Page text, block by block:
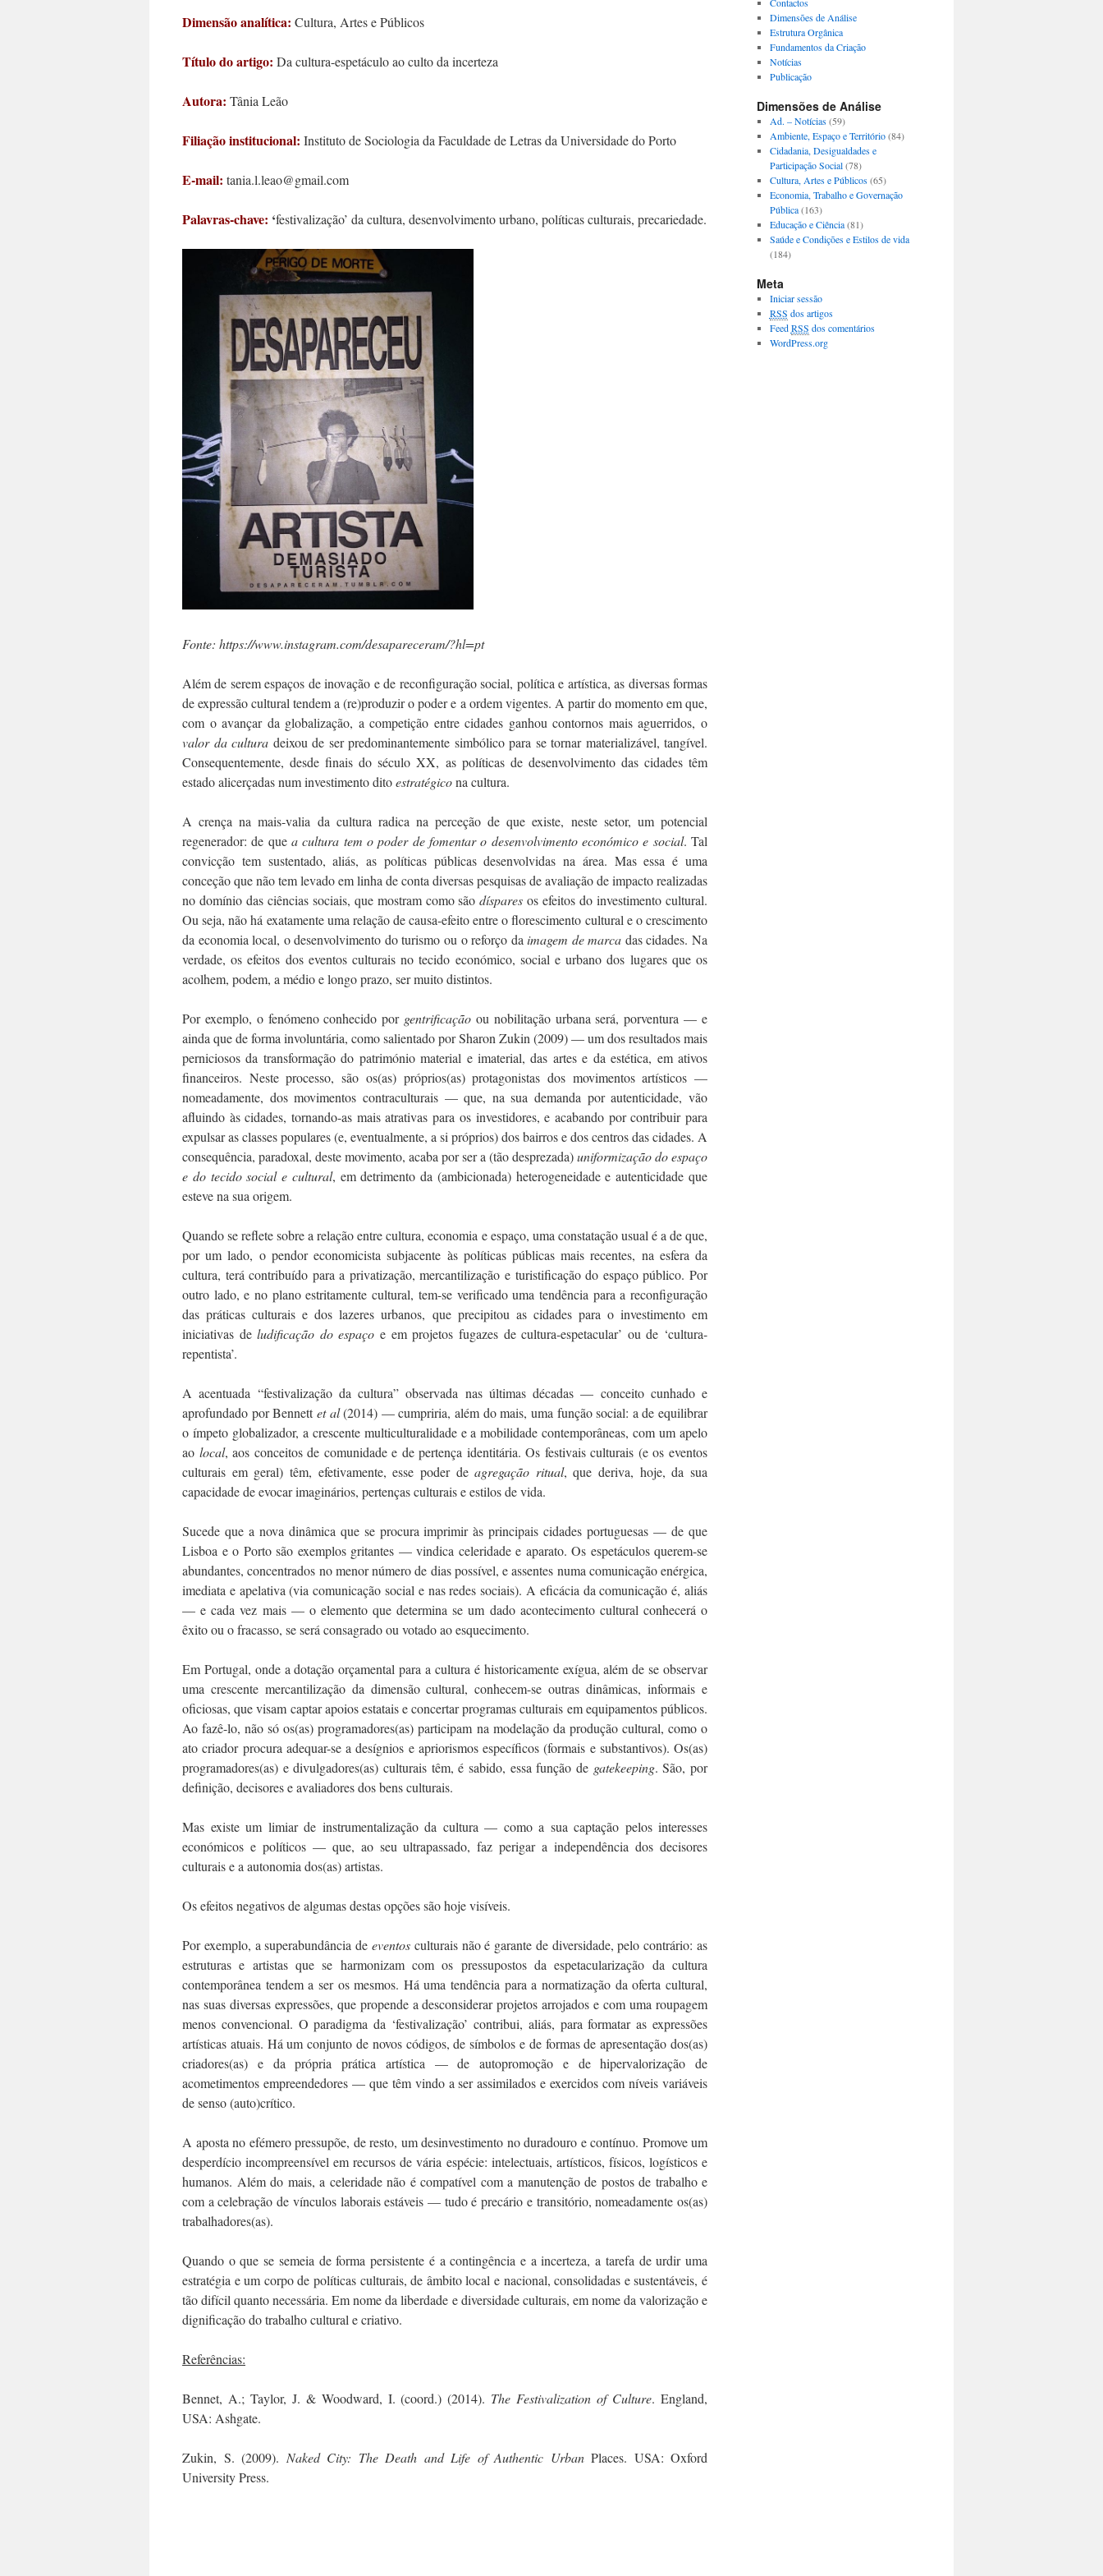
Dimensão analítica: Cultura, Artes e Públicos
Título do artigo: Da cultura-espetáculo ao culto da incerteza
Autora: Tânia Leão
Filiação institucional: Instituto de Sociologia da Faculdade de Letras da Universidade do Porto
E-mail: tania.l.leao@gmail.com
Palavras-chave: ‘festivalização’ da cultura, desenvolvimento urbano, políticas culturais, precariedade.
Fonte: https://www.instagram.com/desapareceram/?hl=pt
Além de serem espaços de inovação e de reconfiguração social, política e artística, as diversas formas
de expressão cultural tendem a (re)produzir o poder e a ordem vigentes. A partir do momento em que,
com o avançar da globalização, a competição entre cidades ganhou contornos mais aguerridos, o
valor da cultura deixou de ser predominantemente simbólico para se tornar materializável, tangível.
Consequentemente, desde finais do século XX, as políticas de desenvolvimento das cidades têm
estado alicerçadas num investimento ditoestratégicona cultura.
A crença na mais-valia da cultura radica na perceção de que existe, neste setor, um potencial
regenerador: de que a cultura tem o poder de fomentar o desenvolvimento económico e social. Tal
convicção tem sustentado, aliás, as políticas públicas desenvolvidas na área. Mas essa é uma
conceção que não tem levado em linha de conta diversas pesquisas de avaliação de impacto realizadas
no domínio das ciências sociais, que mostram como sãodíspares os efeitos do investimento cultural.
Ou seja, não há exatamente uma relação de causa-efeito entre o florescimento cultural e o crescimento
da economia local, o desenvolvimento do turismo ou o reforço da imagem de marca das cidades. Na
verdade, os efeitos dos eventos culturais no tecido económico, social e urbano dos lugares que os
acolhem, podem, a médio e longo prazo, ser muito distintos.
Por exemplo, o fenómeno conhecido por gentrificação ou nobilitação urbana será, porventura — e
ainda que de forma involuntária, como salientado por Sharon Zukin (2009) — um dos resultados mais
perniciosos da transformação do património material e imaterial, das artes e da estética, em ativos
financeiros. Neste processo, são os(as) próprios(as) protagonistas dos movimentos artísticos —
nomeadamente, dos movimentos contraculturais — que, na sua demanda por autenticidade, vão
afluindo às cidades, tornando-as mais atrativas para os investidores, e acabando por contribuir para
expulsar as classes populares (e, eventualmente, a si próprios) dos bairros e dos centros das cidades. A
consequência, paradoxal, deste movimento, acaba por ser a (tão desprezada)uniformização do espaço
e do tecido social e cultural, em detrimento da (ambicionada) heterogeneidade e autenticidade que
esteve na sua origem.
Quando se reflete sobre a relação entre cultura, economia e espaço, uma constatação usual é a de que,
por um lado, o pendor economicista subjacente às políticas públicas mais recentes, na esfera da
cultura, terá contribuído para a privatização, mercantilização e turistificação do espaço público. Por
outro lado, e no plano estritamente cultural, tem-se verificado uma tendência para a reconfiguração
das práticas culturais e dos lazeres urbanos, que precipitou as cidades para o investimento em
iniciativas deludificação do espaço e em projetos fugazes de cultura-espetacular’ ou de ‘cultura-
repentista’.
A acentuada “festivalização da cultura” observada nas últimas décadas — conceito cunhado e
aprofundado por Bennettet al(2014) — cumpriria, além do mais, uma função social: a de equilibrar
o ímpeto globalizador, a crescente multiculturalidade e a mobilidade contemporâneas, com um apelo
ao local, aos conceitos de comunidade e de pertença identitária. Os festivais culturais (e os eventos
culturais em geral) têm, efetivamente, esse poder deagregação ritual, que deriva, hoje, da sua
capacidade de evocar imaginários, pertenças culturais e estilos de vida.
Sucede que a nova dinâmica que se procura imprimir às principais cidades portuguesas — de que
Lisboa e o Porto são exemplos gritantes — vindica celeridade e aparato. Os espetáculos querem-se
abundantes, concentrados no menor número de dias possível, e assentes numa comunicação enérgica,
imediata e apelativa (via comunicação social e nas redes sociais). A eficácia da comunicação é, aliás
— e cada vez mais — o elemento que determina se um dado acontecimento cultural conhecerá o
êxito ou o fracasso, se será consagrado ou votado ao esquecimento.
Em Portugal, onde a dotação orçamental para a cultura é historicamente exígua, além de se observar
uma crescente mercantilização da dimensão cultural, conhecem-se outras dinâmicas, informais e
oficiosas, que visam captar apoios estatais e concertar programas culturais em equipamentos públicos.
Ao fazê-lo, não só os(as) programadores(as) participam na modelação da produção cultural, como o
ato criador procura adequar-se a desígnios e apriorismos específicos (formais e substantivos). Os(as)
programadores(as) e divulgadores(as) culturais têm, é sabido, essa função de gatekeeping. São, por
definição, decisores e avaliadores dos bens culturais.
Mas existe um limiar de instrumentalização da cultura — como a sua captação pelos interesses
económicos e políticos — que, ao seu ultrapassado, faz perigar a independência dos decisores
culturais e a autonomia dos(as) artistas.
Os efeitos negativos de algumas destas opções são hoje visíveis.
Por exemplo, a superabundância de eventosculturais não é garante de diversidade, pelo contrário: as
estruturas e artistas que se harmonizam com os pressupostos da espetacularização da cultura
contemporânea tendem a ser os mesmos. Há uma tendência para a normatização da oferta cultural,
nas suas diversas expressões, que propende a desconsiderar projetos arrojados e com uma roupagem
menos convencional. O paradigma da ‘festivalização’ contribui, aliás, para formatar as expressões
artísticas atuais. Há um conjunto de novos códigos, de símbolos e de formas de apresentação dos(as)
criadores(as) e da própria prática artística — de autopromoção e de hipervalorização de
acometimentos empreendedores — que têm vindo a ser assimilados e exercidos com níveis variáveis
de senso (auto)crítico.
A aposta no efémero pressupõe, de resto, um desinvestimento no duradouro e contínuo. Promove um
desperdício incompreensível em recursos de vária espécie: intelectuais, artísticos, físicos, logísticos e
humanos. Além do mais, a celeridade não é compatível com a manutenção de postos de trabalho e
com a celebração de vínculos laborais estáveis — tudo é precário e transitório, nomeadamente os(as)
trabalhadores(as).
Quando o que se semeia de forma persistente é a contingência e a incerteza, a tarefa de urdir uma
estratégia e um corpo de políticas culturais, de âmbito local e nacional, consolidadas e sustentáveis, é
tão difícil quanto necessária. Em nome da liberdade e diversidade culturais, em nome da valorização e
dignificação do trabalho cultural e criativo.
Referências:
Bennet, A.; Taylor, J. & Woodward, I. (coord.) (2014). The Festivalization of Culture. England,
USA: Ashgate.
Zukin, S. (2009). Naked City: The Death and Life of Authentic Urban Places. USA: Oxford
University Press.
Dimensões de Análise
Estrutura Orgânica
Fundamentos da Criação
Notícias
Publicação
Dimensões de Análise
Ad. – Notícias(59)
Ambiente, Espaço e Território(84)
Cidadania, Desigualdades e
Participação Social(78)
Cultura, Artes e Públicos(65)
Economia, Trabalho e Governação
Pública(163)
Educação e Ciência(81)
Saúde e Condições e Estilos de vida
(184)
Meta
Iniciar sessão
RSS dos artigos
FeedRSS dos comentários
WordPress.org